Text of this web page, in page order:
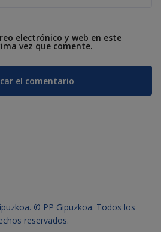
electrónico y web en este
vez que comente.
© PP Gipuzkoa. Todos los
reservados.